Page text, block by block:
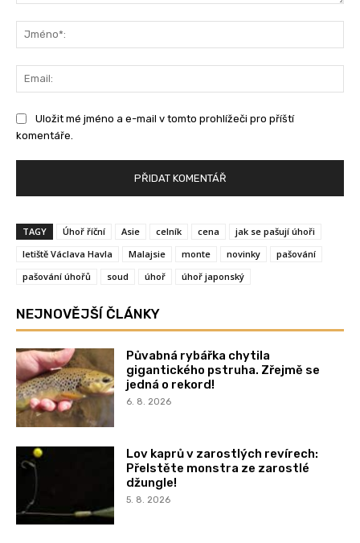
Uložit mé jméno a e-mail v tomto prohlížeči pro příští
komentáře.
TAGY Úhoř říční Asie celník cena
jak se pašují úhoři
letiště Václava Havla
Malajsie monte novinky
pašování
pašování úhořů
soud úhoř úhoř japonský
NEJNOVĚJŠÍ ČLÁNKY
Půvabná rybářka chytila
gigantického pstruha. Zřejmě se
jedná o rekord!
6. 8. 2026
Lov kaprů v zarostlých revírech:
Přelstěte monstra ze zarostlé
džungle!
5. 8. 2026